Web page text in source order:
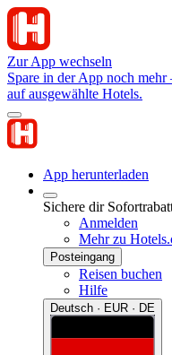
Zur App wechseln
Spare in der App noch
auf ausgewählte Hotels.
App herunterladen
Sichere dir
Anmelden
Mehr zu
Posteingang
Reisen buchen
Hilfe
Deutsch · EUR · DE